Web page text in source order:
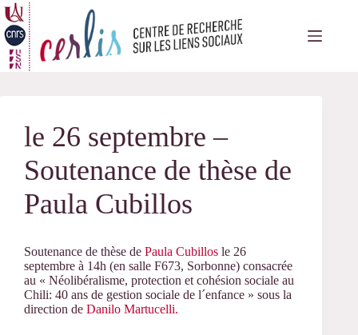
Passer
au
contenu
le 26 septembre –
Soutenance de thèse de
Paula Cubillos
Soutenance de thèse de Paula Cubillos le 26
septembre à 14h (en salle F673, Sorbonne) consacrée
au « Néolibéralisme, protection et cohésion sociale au
Chili: 40 ans de gestion sociale de l´enfance » sous la
direction de Danilo Martucelli.